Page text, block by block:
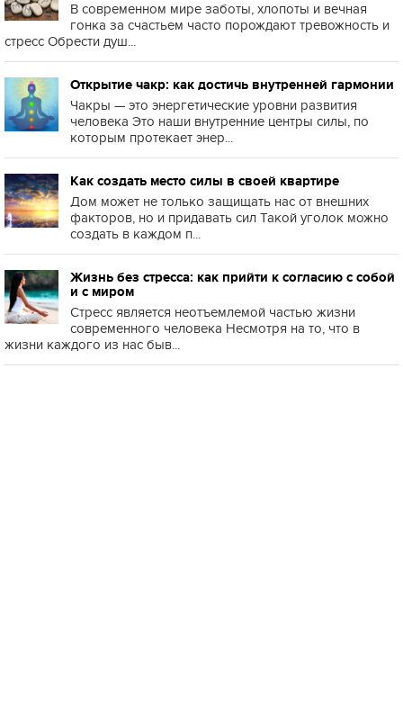
В современном мире заботы, хлопоты и вечная
гонка за счастьем часто порождают тревожность и
стресс Обрести душ...
Открытие чакр: как достичь внутренней гармонии
Чакры — это энергетические уровни развития
человека Это наши внутренние центры силы, по
которым протекает энер...
Как создать место силы в своей квартире
Дом может не только защищать нас от внешних
факторов, но и придавать сил Такой уголок можно
создать в каждом п...
Жизнь без стресса: как прийти к согласию с собой
и с миром
Стресс является неотъемлемой частью жизни
современного человека Несмотря на то, что в
жизни каждого из нас быв...